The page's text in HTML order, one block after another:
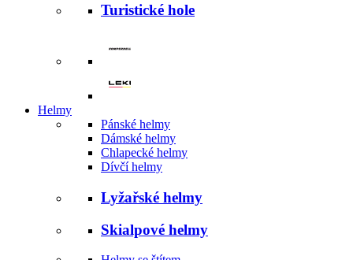
Turistické hole
Helmy
Pánské helmy
Dámské helmy
Chlapecké helmy
Dívčí helmy
Lyžařské helmy
Skialpové helmy